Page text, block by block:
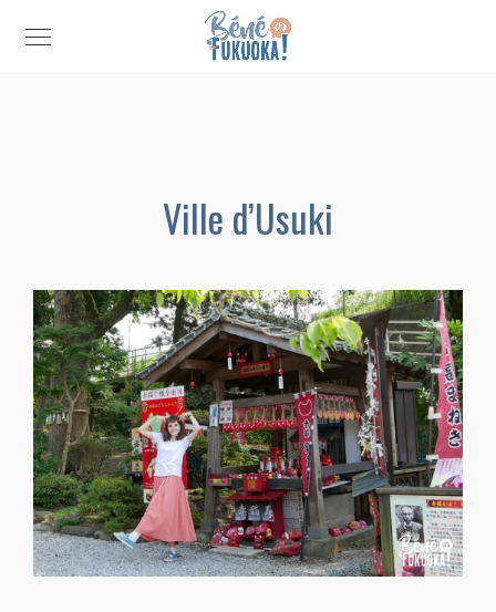
Ville d’Usuki